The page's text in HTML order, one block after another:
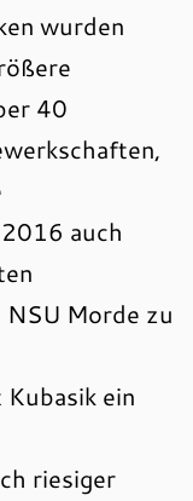
wurden
40
auch
Morde zu
ein
riesiger